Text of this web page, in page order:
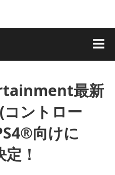
最新
コントロー
向けに
！